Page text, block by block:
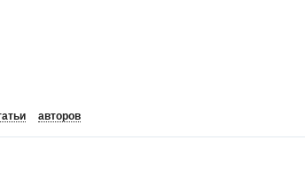
авторов